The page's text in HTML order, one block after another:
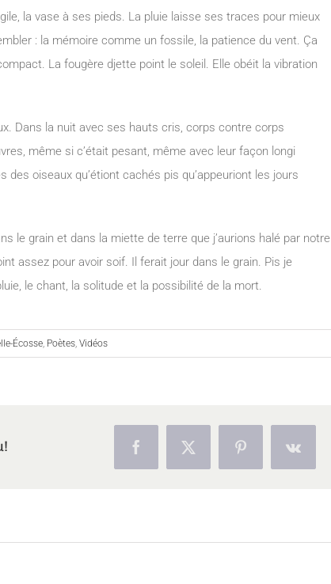
la vase à ses pieds. La pluie laisse ses traces pour mieux
: la mémoire comme un fossile, la patience du vent. Ça
La fougère djette point le soleil. Elle obéit la vibration
Dans la nuit avec ses hauts cris, corps contre corps
même si c’était pesant, même avec leur façon longi
oiseaux qu’étiont cachés pis qu’appeuriont les jours
le grain et dans la miette de terre que j’aurions halé par notre
assez pour avoir soif. Il ferait jour dans le grain. Pis je
le chant, la solitude et la possibilité de la mort.
Écosse, Poètes, Vidéos
FacebookX PinterestVk